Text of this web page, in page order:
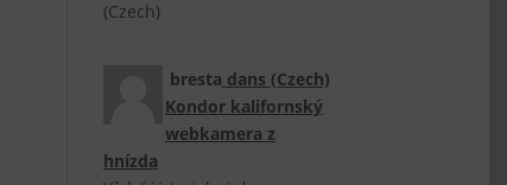
(Czech)
bresta dans (Czech)
Kondor kalifornský
webkamera z
hnízda